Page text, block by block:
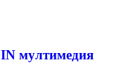
мултимедия